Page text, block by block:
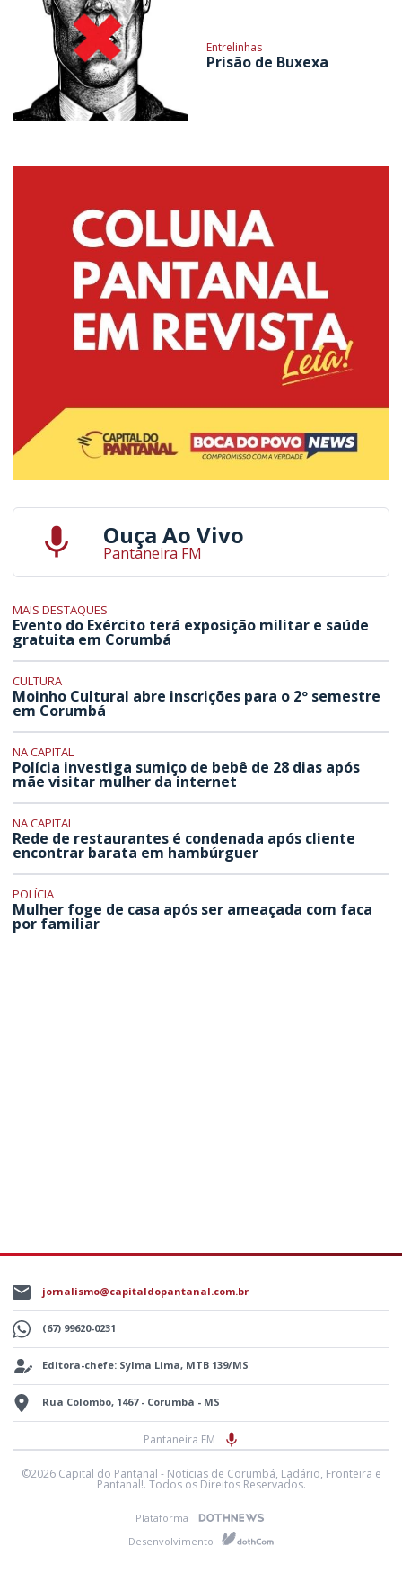
Entrelinhas
Prisão de Buxexa
Ouça Ao Vivo
Pantaneira FM
MAIS DESTAQUES
Evento do Exército terá exposição militar e saúde
gratuita em Corumbá
CULTURA
Moinho Cultural abre inscrições para o 2º semestre
em Corumbá
NA CAPITAL
Polícia investiga sumiço de bebê de 28 dias após
mãe visitar mulher da internet
NA CAPITAL
Rede de restaurantes é condenada após cliente
encontrar barata em hambúrguer
POLÍCIA
Mulher foge de casa após ser ameaçada com faca
por familiar
jornalismo@capitaldopantanal.com.br
(67) 99620-0231
Editora-chefe: Sylma Lima, MTB 139/MS
Rua Colombo, 1467 - Corumbá - MS
Pantaneira FM
©2026 Capital do Pantanal - Notícias de Corumbá, Ladário, Fronteira e
Pantanal!. Todos os Direitos Reservados.
Plataforma
Desenvolvimento